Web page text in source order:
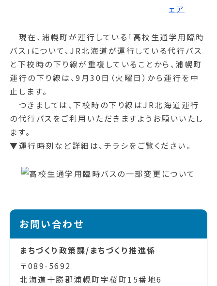
現在、浦幌町が運行している「高校生通学用臨時
バス」について、JR北海道が運行している代行バス
と下校時の下り線が重複していることから、浦幌町
運行の下り線は、9月30日（火曜日）から運行を中
止します。
つきましては、下校時の下り線はJR北海道運行
の代行バスをご利用いただきますようお願いいたし
ます。
▼運行時刻など詳細は、チラシをご覧ください。
お問い合わせ
まちづくり政策課/まちづくり推進係
〒089-5692
北海道十勝郡浦幌町字桜町15番地6